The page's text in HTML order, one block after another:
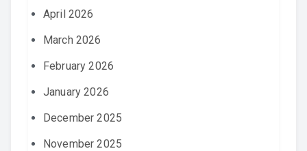
April 2026
March 2026
February 2026
January 2026
December 2025
November 2025